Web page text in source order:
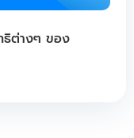
ธิต่างๆ ของ